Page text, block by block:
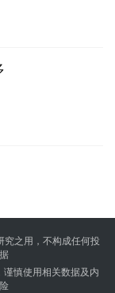
究之用，不构成任何投
慎使用相关数据及内